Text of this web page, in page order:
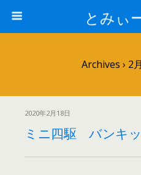
とみぃ
Archives › 2
2020年2月18日
ミニ四駆 バンキッ